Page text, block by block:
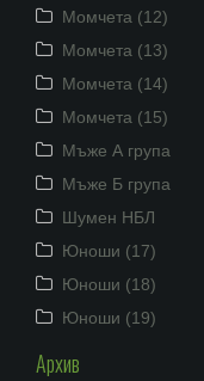
Момчета (12)
Момчета (13)
Момчета (14)
Момчета (15)
Мъже А група
Мъже Б група
Шумен НБЛ
Юноши (17)
Юноши (18)
Юноши (19)
Архив